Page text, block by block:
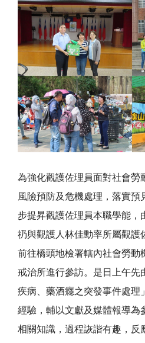
為強化觀護佐理員面對社會勞
風險預防及危機處理，落實預
步提昇觀護佐理員本職學能，
礽與觀護人林佳勳率所屬觀護
前往橋頭地檢署轄內社會勞動
戒治所進行參訪。是日上午先
疾病、藥酒癮之突發事件處理
經驗，輔以文獻及媒體報導為
相關知識，過程詼諧有趣，反